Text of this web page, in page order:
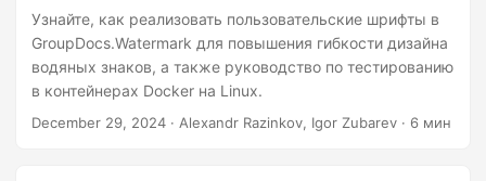
Узнайте, как реализовать пользовательские шрифты в
GroupDocs.Watermark для повышения гибкости дизайна
водяных знаков, а также руководство по тестированию
в контейнерах Docker на Linux.
December 29, 2024 · Alexandr Razinkov, Igor Zubarev · 6 мин